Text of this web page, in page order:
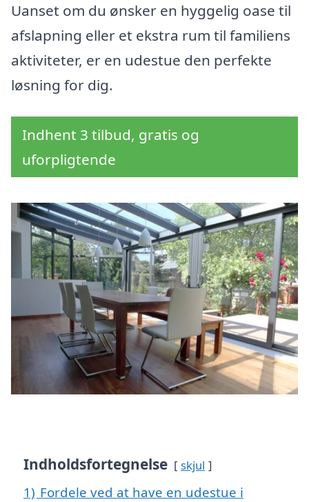
Uanset om du ønsker en hyggelig oase til
afslapning eller et ekstra rum til familiens
aktiviteter, er en udestue den perfekte
løsning for dig.
Indhent 3 tilbud, gratis og
uforpligtende
Indholdsfortegnelse skjul
1) Fordele ved at have en udestue i